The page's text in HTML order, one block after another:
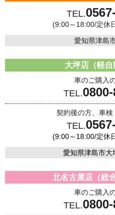
TEL.
(9:00～18:00/定休
愛知県津島
大坪店（軽自
車のご購入
TEL.
契約後の方、車
TEL.
(9:00～18:00/定休
愛知県津島市大
北名古屋店（総
車のご購入
TEL.